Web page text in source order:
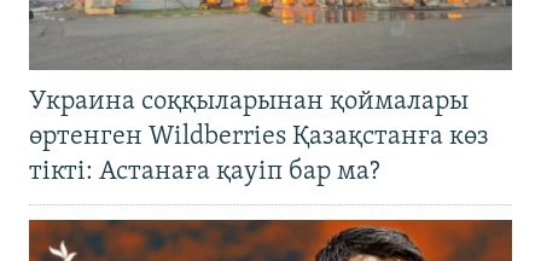
Украина соққыларынан қоймалары
өртенген Wildberries Қазақстанға көз
тікті: Астанаға қауіп бар ма?